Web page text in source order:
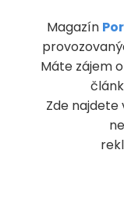
Magazín
Máte zájem
Zde